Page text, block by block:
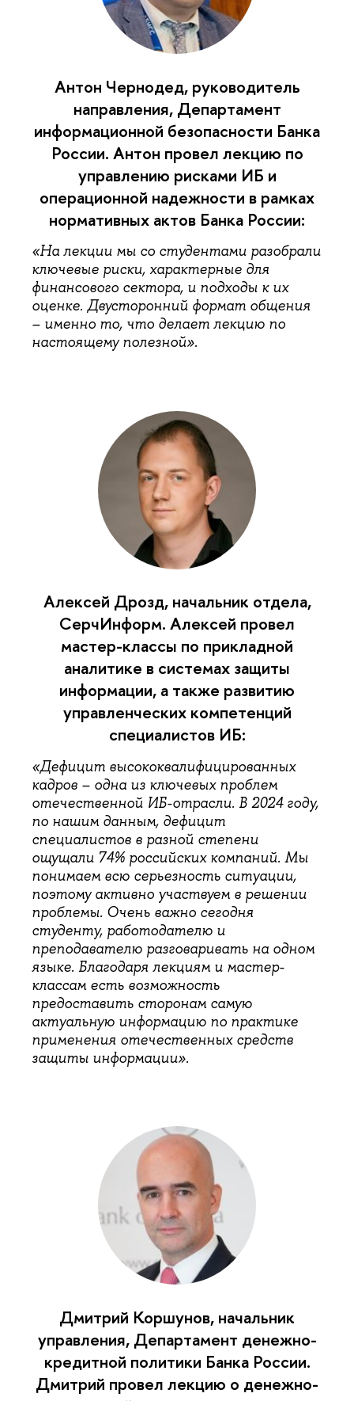
Антон Чернодед, руководитель
направления, Департамент
информационной безопасности Банка
России. Антон провел лекцию по
управлению рисками ИБ и
операционной надежности в рамках
нормативных актов Банка России:
«На лекции мы со студентами разобрали
ключевые риски, характерные для
финансового сектора, и подходы к их
оценке. Двусторонний формат общения
– именно то, что делает лекцию по
настоящему полезной».
Алексей Дрозд, начальник отдела,
СерчИнформ. Алексей провел
мастер-классы по прикладной
аналитике в системах защиты
информации, а также развитию
управленческих компетенций
специалистов ИБ:
«Дефицит высококвалифицированных
кадров – одна из ключевых проблем
отечественной ИБ-отрасли. В 2024 году,
по нашим данным, дефицит
специалистов в разной степени
ощущали 74% российских компаний. Мы
понимаем всю серьезность ситуации,
поэтому активно участвуем в решении
проблемы. Очень важно сегодня
студенту, работодателю и
преподавателю разговаривать на одном
языке. Благодаря лекциям и мастер-
классам есть возможность
предоставить сторонам самую
актуальную информацию по практике
применения отечественных средств
защиты информации».
Дмитрий Коршунов, начальник
управления, Департамент денежно-
кредитной политики Банка России.
Дмитрий провел лекцию о денежно-